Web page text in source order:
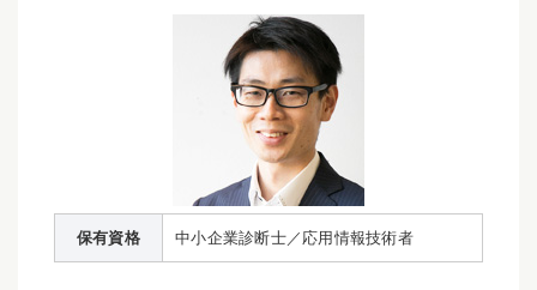
保有資格 中小企業診断士／応用情報技術者